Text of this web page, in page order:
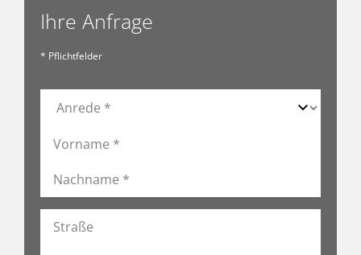
Ihre Anfrage
* Pflichtfelder